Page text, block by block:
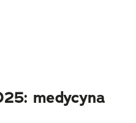
medycyna